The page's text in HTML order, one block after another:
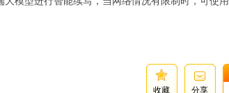
收藏 分享